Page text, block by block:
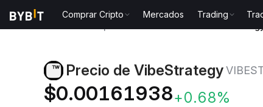
Comprar Cripto Mercados Trading
Precio de VibeStrategy
$0.00161938+0.68%